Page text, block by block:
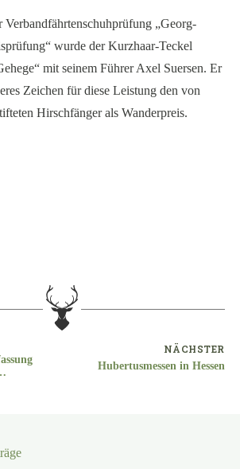
Verbandfährtenschuhprüfung „Georg-
wurde der Kurzhaar-Teckel
mit seinem Führer Axel Suersen. Er
Zeichen für diese Leistung den von
Hirschfänger als Wanderpreis.
NÄCHSTER
Hubertusmessen in Hessen